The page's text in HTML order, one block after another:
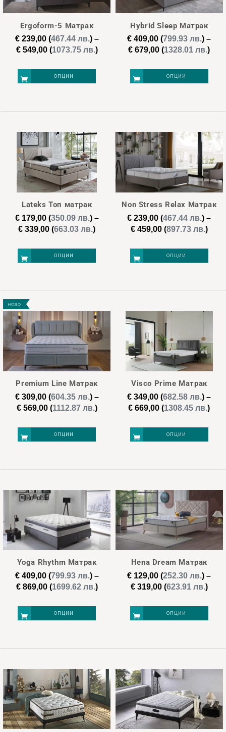
options
chosen
the
options
be
chosen
the
Ergoform-5 Матрак
€239,00(467.44 лв.) –
€549,00(1073.75 лв.)Price
ОПЦИИ
has
multiple
variants.
The
options
chosen
the
Hybrid Sleep Матрак
€ 409,00 (799.93 лв.) –
€ 679,00 (1328.01 лв.)
ОПЦИИ
has
multiple
variants.
The
options
chosen
the
Lateks Топ матрак
€179,00(350.09 лв.) –
€ 339,00 (663.03 лв.)Price
€ 179,00
through
ОПЦИИ
multiple
variants.
The
options
chosen
the
Non Stress Relax Матрак
€ 239,00 (467.44 лв.) –
€459,00(897.73 лв.)
€
ОПЦИИ
variants.
The
options
chosen
the
НОВО
Premium Line Матрак
€309,00(604.35 лв.) –
€569,00(1112.87 лв.)Price
ОПЦИИ
multiple
variants.
The
options
chosen
the
Visco Prime Матрак
€ 349,00 (682.58 лв.) –
€ 669,00 (1308.45 лв.)
ОПЦИИ
multiple
variants.
The
options
chosen
the
Yoga Rhythm Матрак
€409,00(799.93 лв.) –
€869,00(1699.62 лв.)Price
ОПЦИИ
has
multiple
variants.
The
options
Hena Dream Матрак
€ 129,00 (252.30 лв.) –
€319,00(623.91 лв.)
€
ОПЦИИ
has
multiple
variants.
The
options